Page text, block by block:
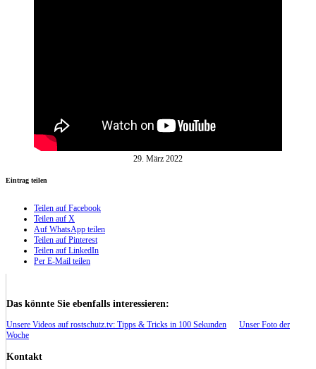
29. März 2022
Eintrag teilen
Teilen auf Facebook
Teilen auf X
Auf WhatsApp teilen
Teilen auf Pinterest
Teilen auf LinkedIn
Per E-Mail teilen
Das könnte Sie ebenfalls interessieren:
Unsere Videos auf rostschutz.tv: Tipps & Tricks in 100 Sekunden
Unser Foto der
Woche
Kontakt